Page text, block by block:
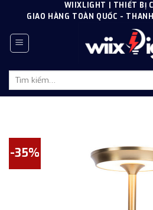
content
WIIXLIGHT | THIẾT BỊ
GIAO HÀNG TOÀN QUỐC -
Tìm
-35%